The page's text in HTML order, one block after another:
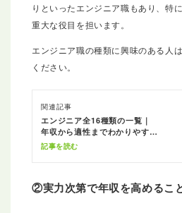
りといったエンジニア職もあり、特
重大な役目を担います。
エンジニア職の種類に興味のある人
ください。
関連記事
エンジニア全16種類の一覧｜
年収から適性までわかりやすく
解説
記事を読む
②実力次第で年収を高めるこ